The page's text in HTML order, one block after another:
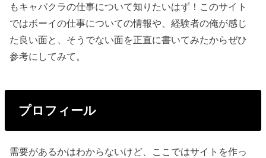
もキャバクラの仕事について知りたいはず！このサイト
ではボーイの仕事についての情報や、経験者の俺が感じ
た良い面と、そうでない面を正直に書いてみたからぜひ
参考にしてみて。
プロフィール
需要があるかはわからないけど、ここではサイトを作っ